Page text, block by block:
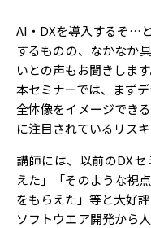
AI・DXを導入するぞ…
するものの、なかなか
いとの声もお聞きします
本セミナーでは、まず
全体像をイメージでき
に注目されているリス
講師には、以前のDX
えた」「そのような視
をもらえた」等と大好評
ソフトウエア開発から